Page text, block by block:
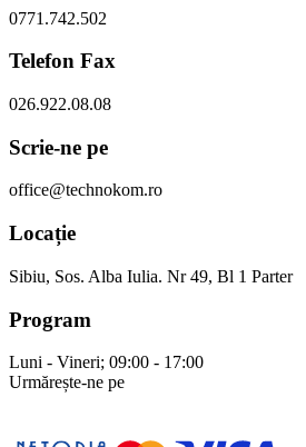
0771.742.502
Telefon Fax
026.922.08.08
Scrie-ne pe
office@technokom.ro
Locație
Sibiu, Sos. Alba Iulia. Nr 49, Bl 1 Parter
Program
Luni - Vineri; 09:00 - 17:00
Urmărește-ne pe